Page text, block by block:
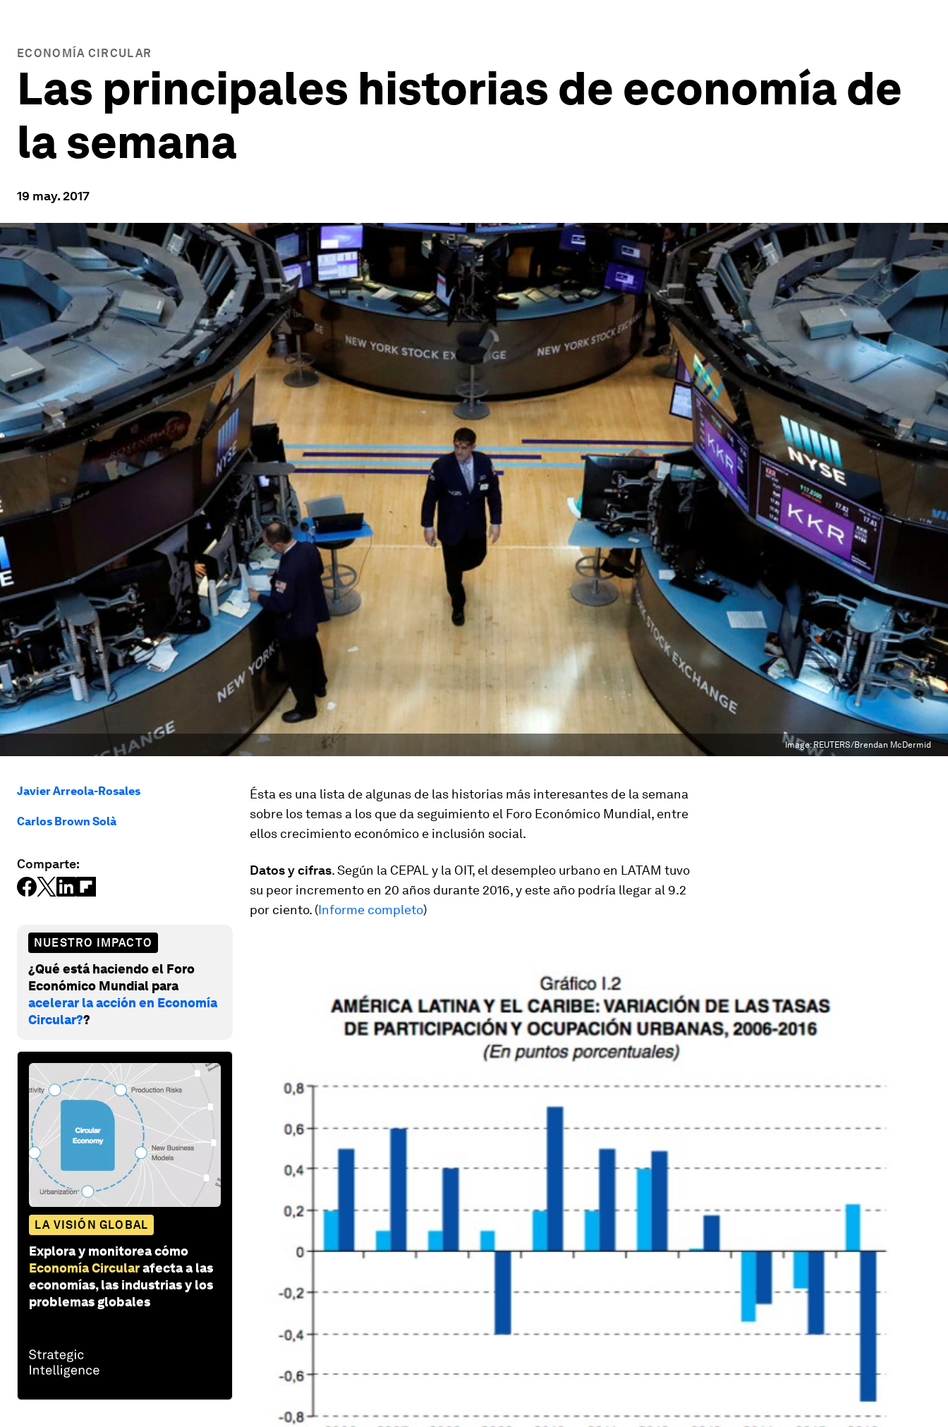
ECONOMÍA CIRCULAR
Las principales historias de economía de
la semana
19 may. 2017
Image:REUTERS/Brendan McDermid
Javier Arreola-Rosales
Carlos Brown Solà
Comparte:
NUESTRO IMPACTO
¿Qué está haciendo el Foro
Económico Mundial para
acelerar la acción en Economía
Circular??
LA VISIÓN GLOBAL
Explora y monitorea cómo
Economía Circularafecta a las
economías, las industrias y los
problemas globales
Ésta es una lista de algunas de las historias más interesantes de la semana
sobre los temas a los que da seguimiento el Foro Económico Mundial, entre
ellos crecimiento económico e inclusión social.
Datos y cifras. Según la CEPAL y la OIT, el desempleo urbano en LATAM tuvo
su peor incremento en 20 años durante 2016, y este año podría llegar al 9.2
por ciento. (Informe completo)